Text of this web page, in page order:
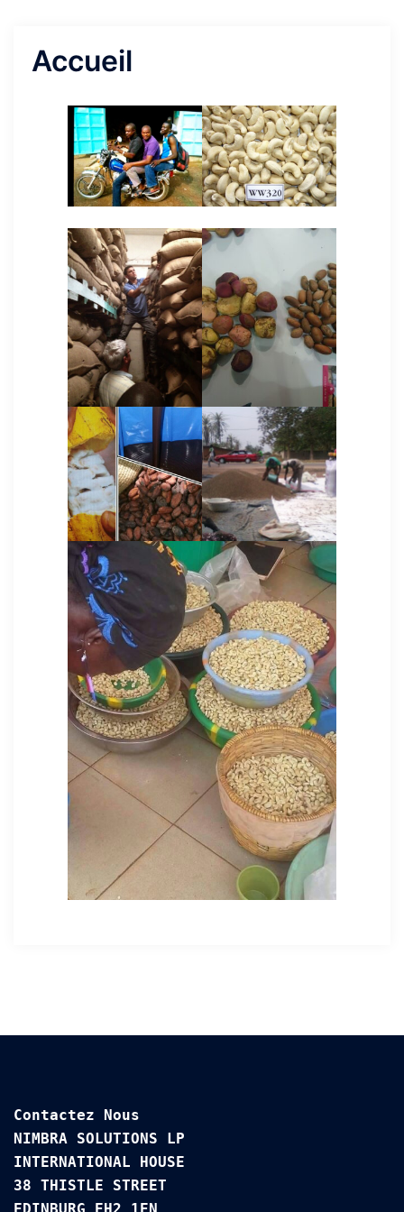
Accueil
Contactez Nous
NIMBRA SOLUTIONS LP
INTERNATIONAL HOUSE
38 THISTLE STREET
EDINBURG EH2 1EN